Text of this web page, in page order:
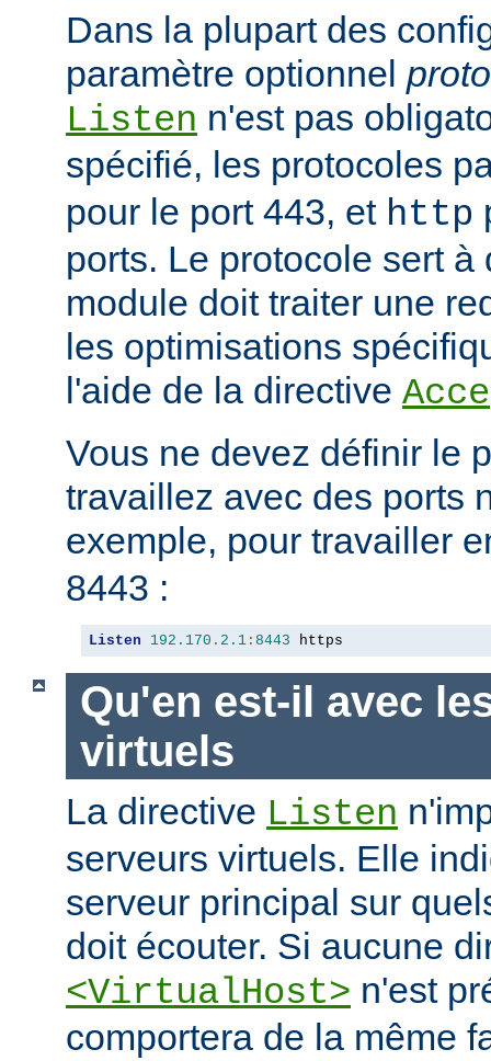
Dans la plupart des
paramètre optionnel
Listen n'est pas
spécifié, les protocoles
pour le port 443, et http
ports. Le protocole sert à
module doit traiter une
les optimisations
l'aide de la directive
Vous ne devez définir le
travaillez avec des ports
exemple, pour travailler
8443 :
Listen 192.170 . 2.1 : 8443 https
Qu'en est-il avec
virtuels
La directive Listen
serveurs virtuels. Elle
serveur principal sur
doit écouter. Si aucune
<VirtualHost> n'est
comportera de la même